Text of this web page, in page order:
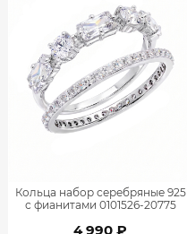
Кольца набор серебряные 925
с фианитами 0101526-20775
4 990 ₽